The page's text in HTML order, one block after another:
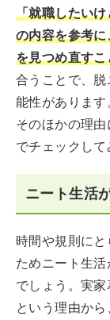
「就職したい
の内容を参考
を見つめ直す
合うことで、
能性があります
そのほかの理
でチェックして
ニート生活
時間や規則に
ためニート生
でしょう。実
という理由か